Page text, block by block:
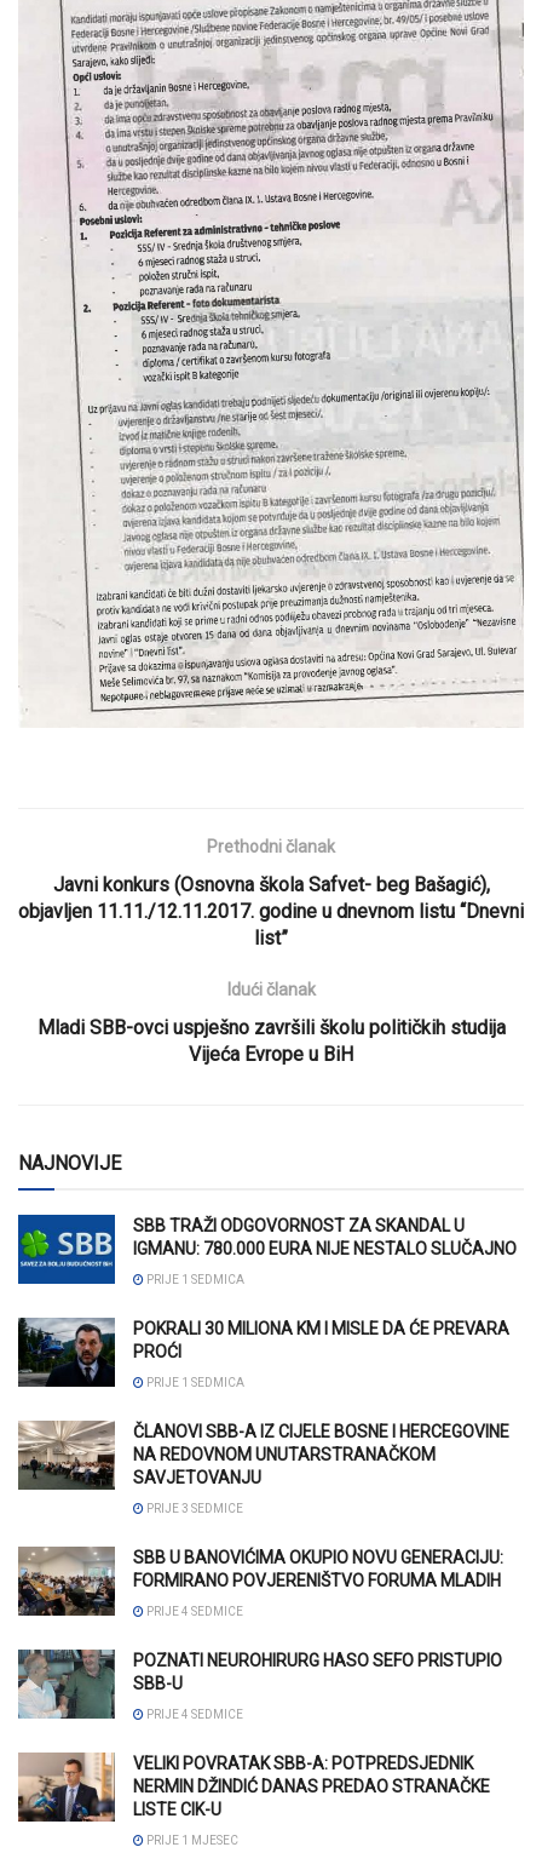
Prethodni članak
Javni konkurs (Osnovna škola Safvet- beg Bašagić),
objavljen 11.11./12.11.2017. godine u dnevnom listu “Dnevni
list”
Idući članak
Mladi SBB-ovci uspješno završili školu političkih studija
Vijeća Evrope u BiH
NAJNOVIJE
SBB TRAŽI ODGOVORNOST ZA SKANDAL U
IGMANU: 780.000 EURA NIJE NESTALO SLUČAJNO
PRIJE 1 SEDMICA
POKRALI 30 MILIONA KM I MISLE DA ĆE PREVARA
PROĆI
PRIJE 1 SEDMICA
ČLANOVI SBB-A IZ CIJELE BOSNE I HERCEGOVINE
NA REDOVNOM UNUTARSTRANAČKOM
SAVJETOVANJU
PRIJE 3 SEDMICE
SBB U BANOVIĆIMA OKUPIO NOVU GENERACIJU:
FORMIRANO POVJERENIŠTVO FORUMA MLADIH
PRIJE 4 SEDMICE
POZNATI NEUROHIRURG HASO SEFO PRISTUPIO
SBB-U
PRIJE 4 SEDMICE
VELIKI POVRATAK SBB-A: POTPREDSJEDNIK
NERMIN DŽINDIĆ DANAS PREDAO STRANAČKE
LISTE CIK-U
PRIJE 1 MJESEC